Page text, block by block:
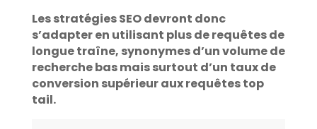
Les stratégies SEO devront donc
s’adapter en utilisant plus de requêtes de
longue traîne, synonymes d’un volume de
recherche bas mais surtout d’un taux de
conversion supérieur aux requêtes top
tail.